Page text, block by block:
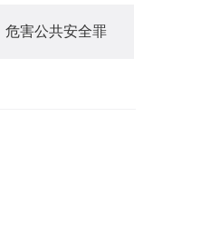
危害公共安全罪